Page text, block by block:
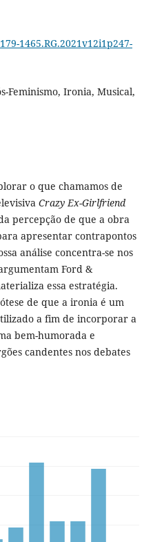
1465.RG.2021v12i1p247-
Feminismo, Ironia, Musical,
o que chamamos de
Crazy Ex-Girlfriend
percepção de que a obra
apresentar contrapontos
análise concentra-se nos
Ford &
essa estratégia.
de que a ironia é um
a fim de incorporar a
bem-humorada e
candentes nos debates